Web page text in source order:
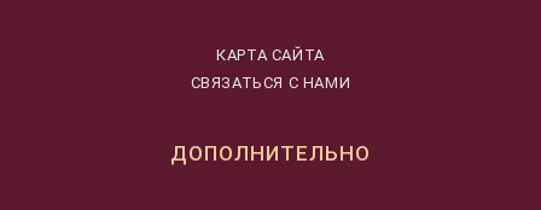
КАРТА САЙТА
СВЯЗАТЬСЯ С НАМИ
ДОПОЛНИТЕЛЬНО